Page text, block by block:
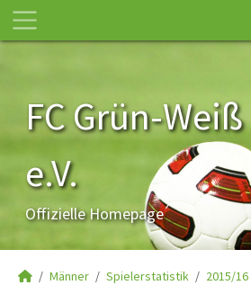
FC Grün-
e.V.
Offizielle Homepage
Männer Spielerstatistik 2015/16